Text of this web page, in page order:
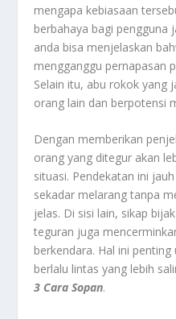
mengapa kebiasaan
berbahaya bagi pengguna
anda bisa menjelaskan
mengganggu pernapasan
Selain itu, abu rokok yang
orang lain dan berpotensi
Dengan memberikan
orang yang ditegur akan
situasi. Pendekatan ini
sekadar melarang tanpa
jelas. Di sisi lain, sikap
teguran juga
berkendara. Hal ini
berlalu lintas yang lebih
3 Cara Sopan.